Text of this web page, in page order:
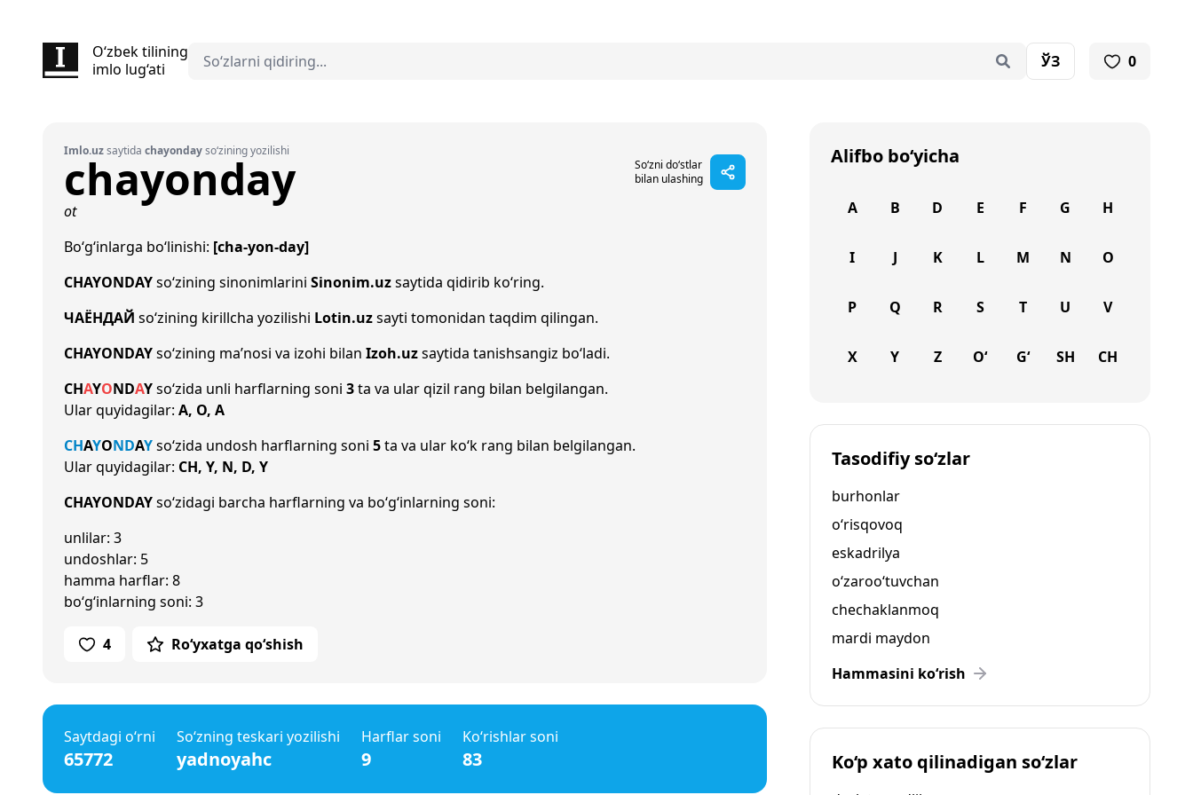
O‘zbek tilining
imlo lug‘ati
ЎЗ 0
Imlo.uzsaytida chayondayso‘zining yozilishi
chayonday
So‘zni do‘stlar
bilan ulashing
ot
Bo‘g‘inlarga bo‘linishi: [cha-yon-day]
CHAYONDAYso‘zining sinonimlarini Sinonim.uzsaytida qidirib ko‘ring.
ЧАЁНДАЙ so‘zining kirillcha yozilishi Lotin.uzsayti tomonidan taqdim qilingan.
CHAYONDAYso‘zining ma’nosi va izohi bilan Izoh.uzsaytida tanishsangiz bo‘ladi.
CHAYONDAYso‘zida unli harflarning soni 3ta va ular qizil rang bilan belgilangan.
Ular quyidagilar: A, O, A
CHAYONDAYso‘zida undosh harflarning soni 5ta va ular ko‘k rang bilan belgilangan.
Ular quyidagilar: CH, Y, N, D, Y
CHAYONDAYso‘zidagi barcha harflarning va bo‘g‘inlarning soni:
unlilar: 3
undoshlar: 5
hamma harflar: 8
bo‘g‘inlarning soni: 3
4 Ro‘yxatga qo‘shish
Saytdagi o‘rni
65772
So‘zning teskari yozilishi
yadnoyahc
Harflar soni
9
Ko‘rishlar soni
83
Alifbo bo‘yicha
A B D E F G H
I J K L M N O
P Q R S T U V
X Y Z O‘ G‘ SH CH
Tasodifiy so‘zlar
burhonlar
o‘risqovoq
eskadrilya
o‘zaroo‘tuvchan
chechaklanmoq
mardi maydon
Hammasini ko‘rish
Ko‘p xato qilinadigan so‘zlar